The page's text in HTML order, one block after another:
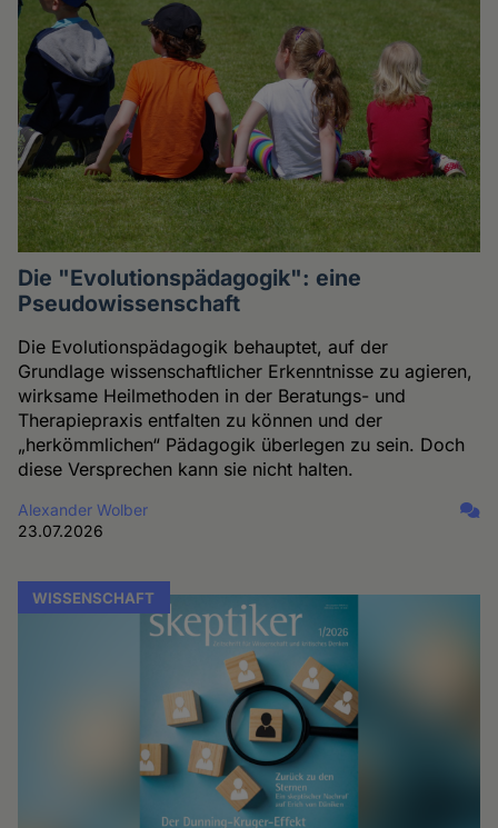
Die "Evolutionspädagogik": eine
Pseudowissenschaft
Die Evolutionspädagogik behauptet, auf der
Grundlage wissenschaftlicher Erkenntnisse zu agieren,
wirksame Heilmethoden in der Beratungs- und
Therapiepraxis entfalten zu können und der
„herkömmlichen“ Pädagogik überlegen zu sein. Doch
diese Versprechen kann sie nicht halten.
Alexander Wolber
23.07.2026
WISSENSCHAFT